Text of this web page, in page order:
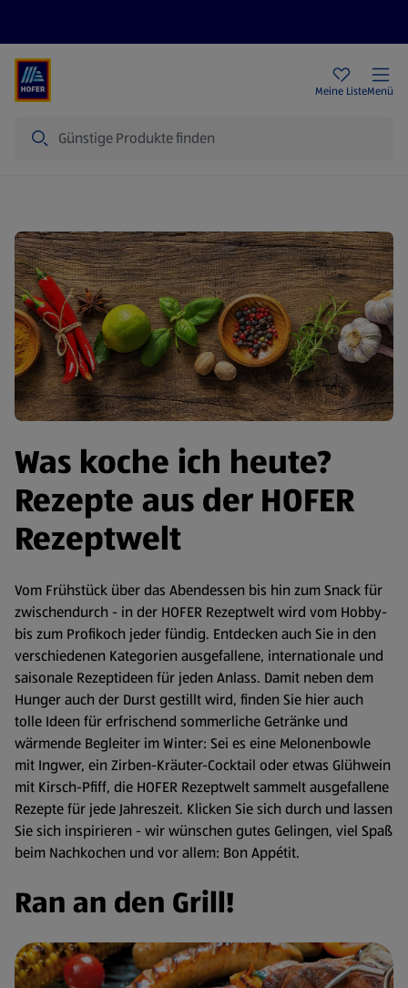
Meine ListeMenü
Was koche ich heute?
Rezepte aus der HOFER
Rezeptwelt
Vom Frühstück über das Abendessen bis hin zum Snack für
zwischendurch - in der HOFER Rezeptwelt wird vom Hobby-
bis zum Profikoch jeder fündig. Entdecken auch Sie in den
verschiedenen Kategorien ausgefallene, internationale und
saisonale Rezeptideen für jeden Anlass. Damit neben dem
Hunger auch der Durst gestillt wird, finden Sie hier auch
tolle Ideen für erfrischend sommerliche Getränke und
wärmende Begleiter im Winter: Sei es eine Melonenbowle
mit Ingwer, ein Zirben-Kräuter-Cocktail oder etwas Glühwein
mit Kirsch-Pfiff, die HOFER Rezeptwelt sammelt ausgefallene
Rezepte für jede Jahreszeit. Klicken Sie sich durch und lassen
Sie sich inspirieren - wir wünschen gutes Gelingen, viel Spaß
beim Nachkochen und vor allem: Bon Appétit.
Ran an den Grill!